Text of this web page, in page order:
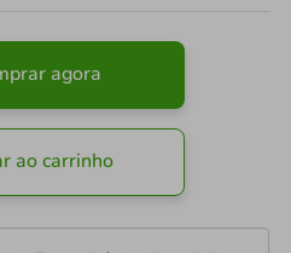
agora
ao carrinho